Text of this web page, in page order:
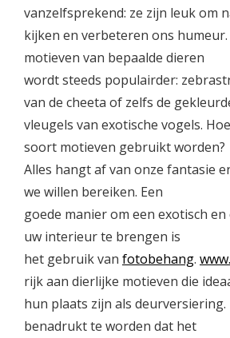
vanzelfsprekend: ze zijn leuk om
kijken en verbeteren ons
motieven van bepaalde dieren
wordt steeds populairder:
van de cheeta of zelfs de
vleugels van exotische vogels.
soort motieven gebruikt worden?
Alles hangt af van onze fantasie
we willen bereiken. Een
goede manier om een exotisch
uw interieur te brengen is
het gebruik van fotobehang.
rijk aan dierlijke motieven die
hun plaats zijn als
benadrukt te worden dat het